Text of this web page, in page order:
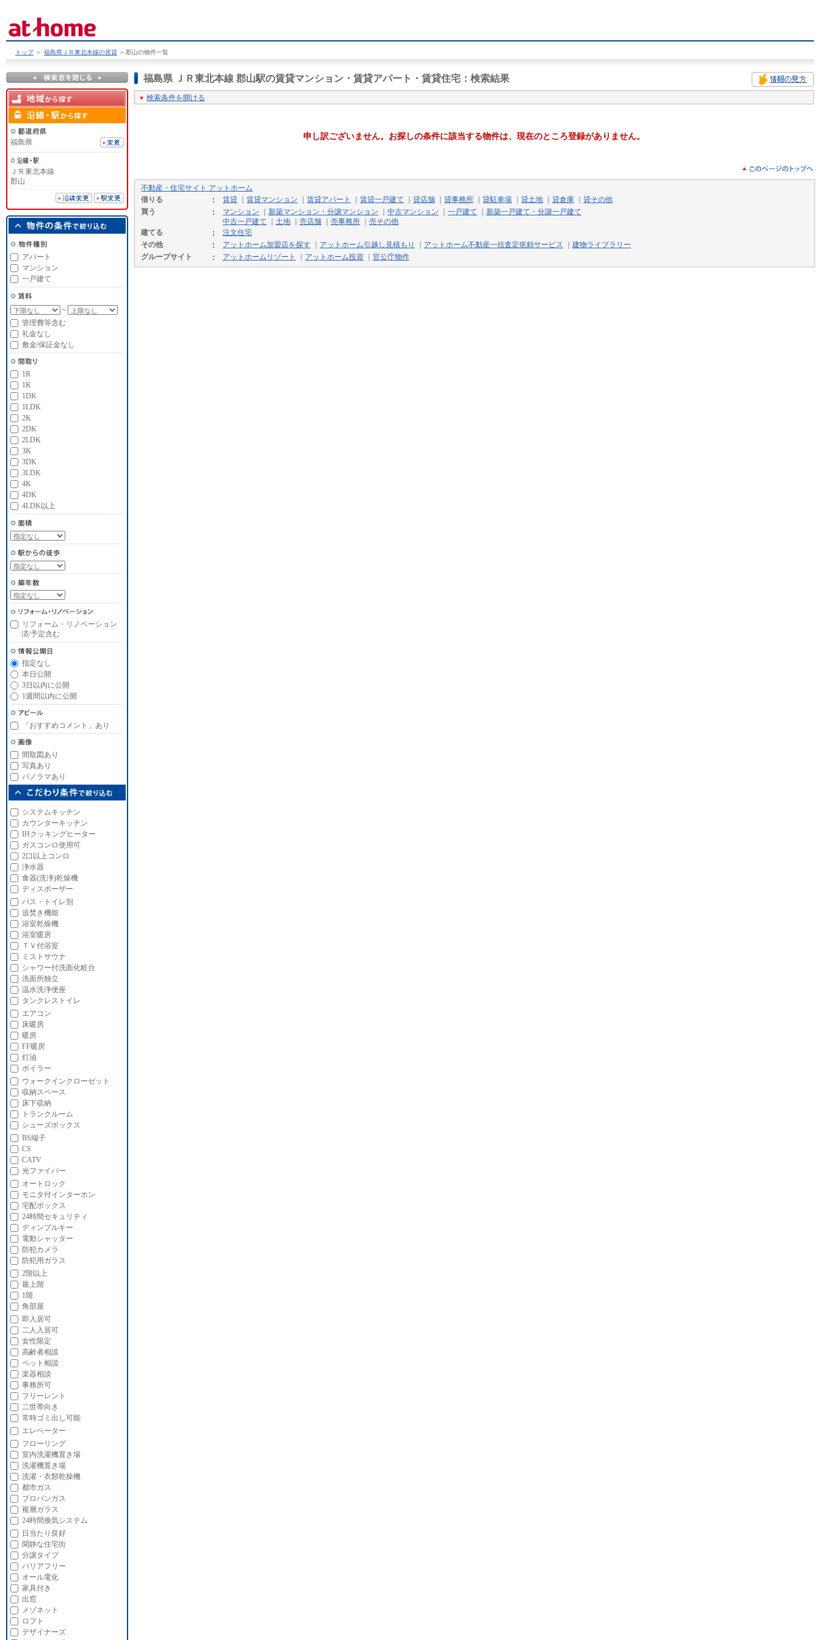
トップ ＞ 福島県ＪＲ東北本線の賃貸 ＞ 郡山の物件一覧
福島県 ＪＲ東北本線 郡山駅の賃貸マンション・賃貸アパート・賃貸住宅 ：検索結果
検索条件を開ける
申し訳ございません。お探しの条件に該当する物件は、現在のところ登録がありません。
不動産・住宅サイト アットホーム
借りる
賃貸 賃貸マンション 賃貸アパート 賃貸一戸建て 貸店舗 貸事務所 貸駐車場 貸土地 貸倉庫
貸その他
買う
マンション 新築マンション・分譲マンション 中古マンション 一戸建て
新築一戸建て・分譲一戸建て
中古一戸建て
土地 売店舗 売事務所
売その他
建てる
注文住宅
その他
アットホーム加盟店を探す アットホーム引越し見積もり アットホーム不動産一括査定依頼サービス
建物ライブラリー
グループサイト
アットホームリゾート アットホーム投資 官公庁物件
福島県
ＪＲ東北本線
郡山
アパート
マンション
一戸建て
～
管理費等含む
礼金なし
敷金/保証金なし
1R
1K
1DK
1LDK
2K
2DK
2LDK
3K
3DK
3LDK
4K
4DK
4LDK以上
リフォーム・リノベーション
済/予定含む
指定なし
本日公開
3日以内に公開
1週間以内に公開
「おすすめコメント」あり
間取図あり
写真あり
パノラマあり
システムキッチン
カウンターキッチン
IHクッキングヒーター
ガスコンロ使用可
2口以上コンロ
浄水器
食器(洗浄)乾燥機
ディスポーザー
バス・トイレ別
追焚き機能
浴室乾燥機
浴室暖房
ＴＶ付浴室
ミストサウナ
シャワー付洗面化粧台
洗面所独立
温水洗浄便座
タンクレストイレ
エアコン
床暖房
暖房
FF暖房
灯油
ボイラー
ウォークインクローゼット
収納スペース
床下収納
トランクルーム
シューズボックス
BS端子
CS
CATV
光ファイバー
オートロック
モニタ付インターホン
宅配ボックス
24時間セキュリティ
ディンプルキー
電動シャッター
防犯カメラ
防犯用ガラス
2階以上
最上階
1階
角部屋
即入居可
二人入居可
女性限定
高齢者相談
ペット相談
楽器相談
事務所可
フリーレント
二世帯向き
常時ゴミ出し可能
エレベーター
フローリング
室内洗濯機置き場
洗濯機置き場
洗濯・衣類乾燥機
都市ガス
プロパンガス
複層ガラス
24時間換気システム
日当たり良好
閑静な住宅街
分譲タイプ
バリアフリー
オール電化
家具付き
出窓
メゾネット
ロフト
デザイナーズ